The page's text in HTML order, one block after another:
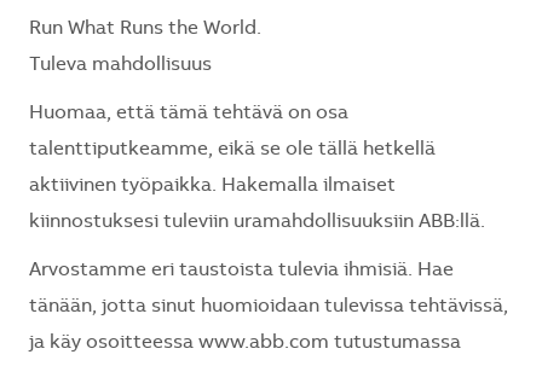
Run What Runs the World.
Tuleva mahdollisuus
Huomaa, että tämä tehtävä on osa
talenttiputkeamme, eikä se ole tällä hetkellä
aktiivinen työpaikka. Hakemalla ilmaiset
kiinnostuksesi tuleviin uramahdollisuuksiin ABB:llä.
Arvostamme eri taustoista tulevia ihmisiä. Hae
tänään, jotta sinut huomioidaan tulevissa tehtävissä,
ja käy osoitteessa www.abb.com tutustumassa